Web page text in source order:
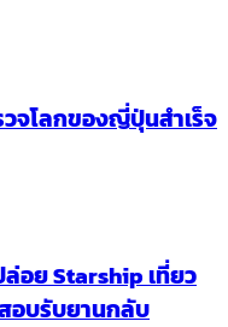
จโลกของญี่ปุ่นสำเร็จ
อย Starship เที่ยว
อบรับยานกลับ